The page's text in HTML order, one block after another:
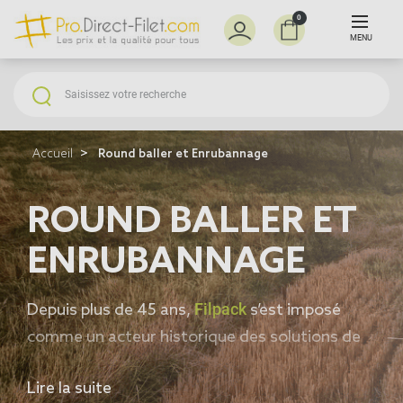
0
MENU
Accueil Round baller et Enrubannage
ROUND BALLER ET
ENRUBANNAGE
Depuis plus de 45 ans,Filpacks’est imposé
comme un acteur historique des solutions de
pressage et de conservation agricoles,
reconnu pour son expertise dans les filets et
Lire la suite